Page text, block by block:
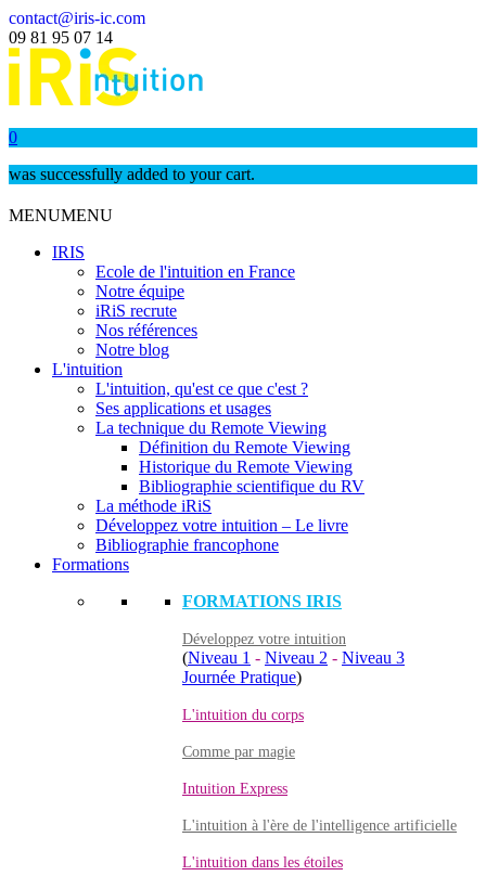
contact@iris-ic.com
09 81 95 07 14
0
was successfully added to your cart.
MENUMENU
IRIS
Ecole de l'intuition en France
Notre équipe
iRiS recrute
Nos références
Notre blog
L'intuition
L'intuition, qu'est ce que c'est ?
Ses applications et usages
La technique du Remote Viewing
Définition du Remote Viewing
Historique du Remote Viewing
Bibliographie scientifique du RV
La méthode iRiS
Développez votre intuition – Le livre
Bibliographie francophone
Formations
FORMATIONS IRIS
Développez votre intuition
(Niveau 1 - Niveau 2 - Niveau 3
Journée Pratique)
L'intuition du corps
Comme par magie
Intuition Express
L'intuition à l'ère de l'intelligence artificielle
L'intuition dans les étoiles